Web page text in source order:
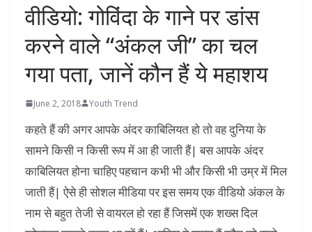
वीडियो: गोविंदा के गाने पर डांस
करने वाले “अंकल जी” का चल
गया पता, जानें कौन हैं ये महाशय
June 2, 2018 Youth Trend
कहते हैं की अगर आपके अंदर काबिलियत हो तो वह दुनिया के
सामने किसी न किसी रूप में आ ही जाती हैं| बस आपके अंदर
काबिलियत होना चाहिए पहचान कभी भी और किसी भी उम्र में मिल
जाती हैं| ऐसे ही सोशल मीडिया पर इस समय एक वीडियो अंकल के
नाम से बहुत तेजी से वायरल हो रहा हैं जिसमें एक शख्स दिल